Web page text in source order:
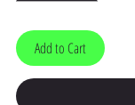
Add to Cart